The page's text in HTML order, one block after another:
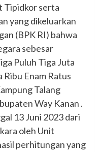
Tipidkor serta
yang dikeluarkan
(BPK RI) bahwa
sebesar
Puluh Tiga Juta
Ribu Enam Ratus
Talang
Way Kanan .
13 Juni 2023 dari
oleh Unit
perhitungan yang